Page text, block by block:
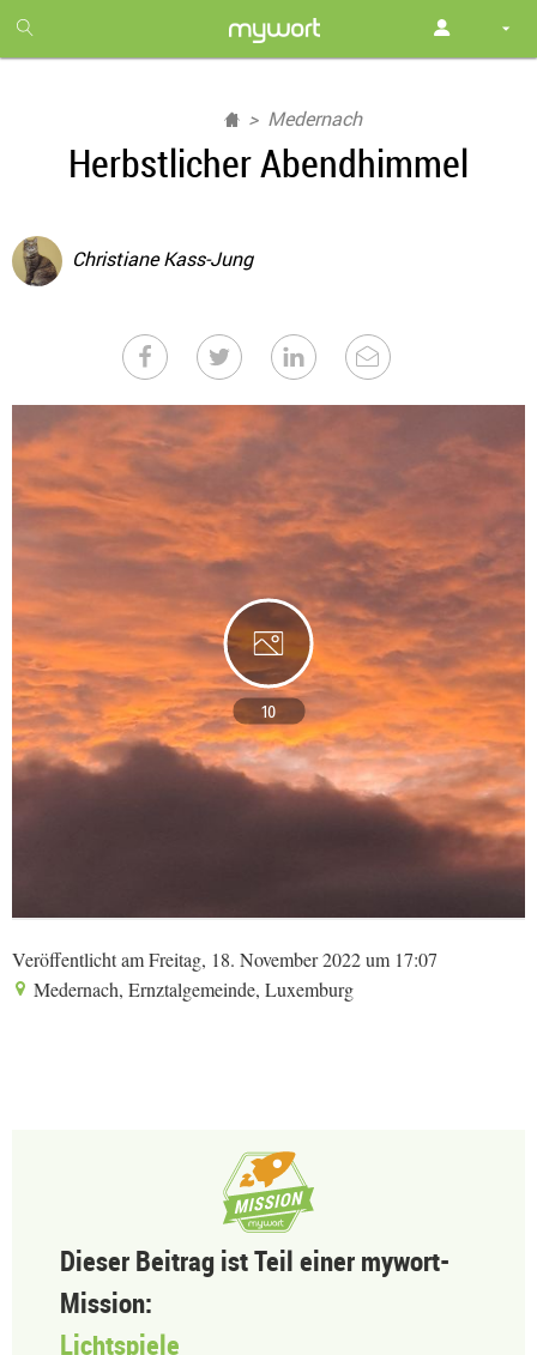
month
free
Medernach
Herbstlicher Abendhimmel
Christiane Kass-Jung
10
Veröffentlicht am Freitag, 18. November 2022 um 17:07
Medernach, Ernztalgemeinde, Luxemburg
Dieser Beitrag ist Teil einer mywort-
Mission:
Lichtspiele